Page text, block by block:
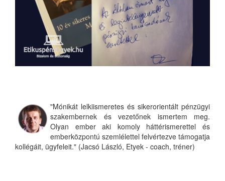
"Mónikát lelkiismeretes és sikerorientált pénzügyi
szakembernek és vezetőnek ismertem meg.
Olyan ember aki komoly háttérismerettel és
emberközpontú szemlélettel felvértezve támogatja
kollégáit, ügyfeleit." (Jacsó László, Etyek - coach, tréner)